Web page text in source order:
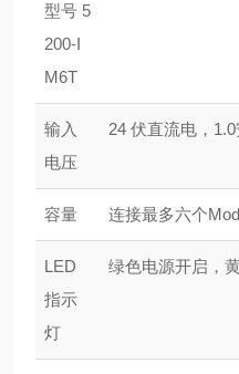
型号 5
200-I
M6T
输入
电压
24 伏直流电，
容量 连接最多六个
LED
指示
灯
绿色电源开启，